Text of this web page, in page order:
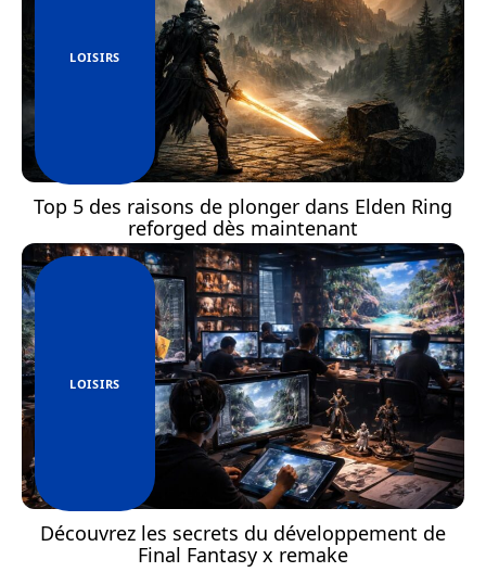
LOISIRS
Top 5 des raisons de plonger dans Elden Ring
reforged dès maintenant
LOISIRS
Découvrez les secrets du développement de
Final Fantasy x remake